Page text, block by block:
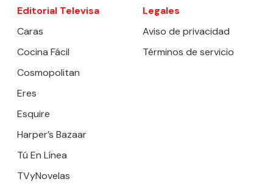
Editorial Televisa
Caras
Cocina Fácil
Cosmopolitan
Eres
Esquire
Harper’s Bazaar
Tú En Línea
TVyNovelas
Legales
Aviso de privacidad
Términos de servicio